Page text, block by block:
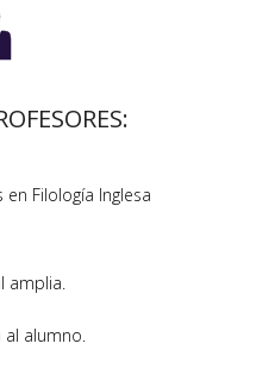
Filología Inglesa
amplia.
alumno.